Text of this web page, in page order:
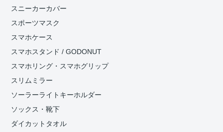
スニーカーカバー
スポーツマスク
スマホケース
スマホスタンド / GODONUT
スマホリング・スマホグリップ
スリムミラー
ソーラーライトキーホルダー
ソックス・靴下
ダイカットタオル